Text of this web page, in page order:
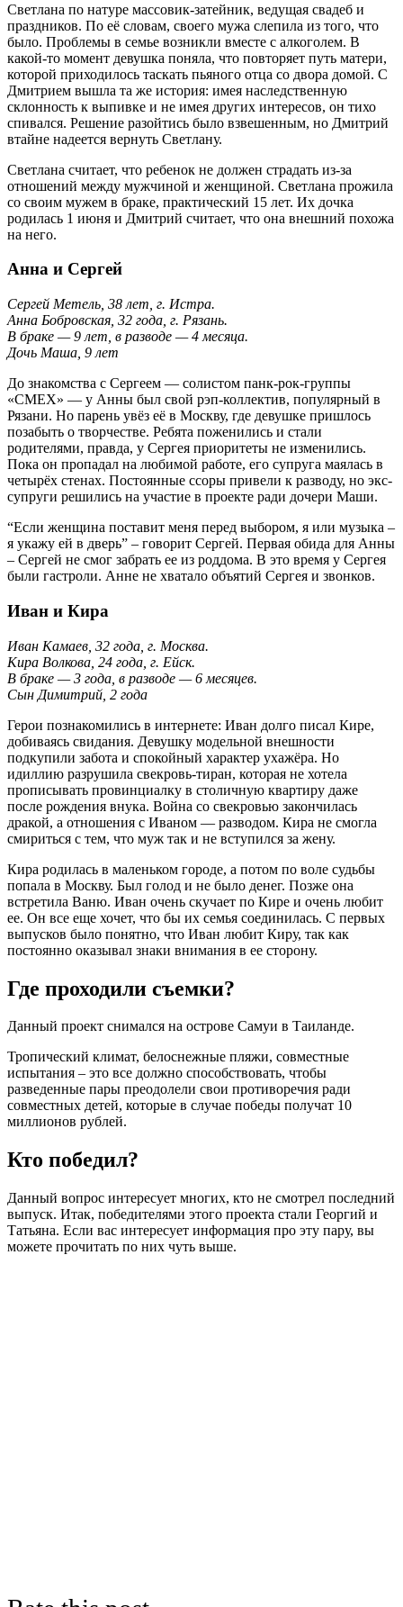
Светлана по натуре массовик-затейник, ведущая свадеб и
праздников. По её словам, своего мужа слепила из того, что
было. Проблемы в семье возникли вместе с алкоголем. В
какой-то момент девушка поняла, что повторяет путь матери,
которой приходилось таскать пьяного отца со двора домой. С
Дмитрием вышла та же история: имея наследственную
склонность к выпивке и не имея других интересов, он тихо
спивался. Решение разойтись было взвешенным, но Дмитрий
втайне надеется вернуть Светлану.
Светлана считает, что ребенок не должен страдать из-за
отношений между мужчиной и женщиной. Светлана прожила
со своим мужем в браке, практический 15 лет. Их дочка
родилась 1 июня и Дмитрий считает, что она внешний похожа
на него.
Анна и Сергей
Сергей Метель, 38 лет, г. Истра.
Анна Бобровская, 32 года, г. Рязань.
В браке — 9 лет, в разводе — 4 месяца.
Дочь Маша, 9 лет
До знакомства с Сергеем — солистом панк-рок-группы
«СМЕХ» — у Анны был свой рэп-коллектив, популярный в
Рязани. Но парень увёз её в Москву, где девушке пришлось
позабыть о творчестве. Ребята поженились и стали
родителями, правда, у Сергея приоритеты не изменились.
Пока он пропадал на любимой работе, его супруга маялась в
четырёх стенах. Постоянные ссоры привели к разводу, но экс-
супруги решились на участие в проекте ради дочери Маши.
“Если женщина поставит меня перед выбором, я или музыка –
я укажу ей в дверь” – говорит Сергей. Первая обида для Анны
– Сергей не смог забрать ее из роддома. В это время у Сергея
были гастроли. Анне не хватало объятий Сергея и звонков.
Иван и Кира
Иван Камаев, 32 года, г. Москва.
Кира Волкова, 24 года, г. Ейск.
В браке — 3 года, в разводе — 6 месяцев.
Сын Димитрий, 2 года
Герои познакомились в интернете: Иван долго писал Кире,
добиваясь свидания. Девушку модельной внешности
подкупили забота и спокойный характер ухажёра. Но
идиллию разрушила свекровь-тиран, которая не хотела
прописывать провинциалку в столичную квартиру даже
после рождения внука. Война со свекровью закончилась
дракой, а отношения с Иваном — разводом. Кира не смогла
смириться с тем, что муж так и не вступился за жену.
Кира родилась в маленьком городе, а потом по воле судьбы
попала в Москву. Был голод и не было денег. Позже она
встретила Ваню. Иван очень скучает по Кире и очень любит
ее. Он все еще хочет, что бы их семья соединилась. С первых
выпусков было понятно, что Иван любит Киру, так как
постоянно оказывал знаки внимания в ее сторону.
Где проходили съемки?
Данный проект снимался на острове Самуи в Таиланде.
Тропический климат, белоснежные пляжи, совместные
испытания – это все должно способствовать, чтобы
разведенные пары преодолели свои противоречия ради
совместных детей, которые в случае победы получат 10
миллионов рублей.
Кто победил?
Данный вопрос интересует многих, кто не смотрел последний
выпуск. Итак, победителями этого проекта стали Георгий и
Татьяна. Если вас интересует информация про эту пару, вы
можете прочитать по них чуть выше.